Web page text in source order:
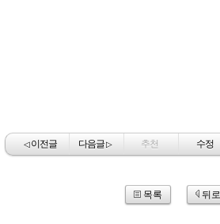
◁이전글 다음글▷ 추천 수정
목록 뒤로